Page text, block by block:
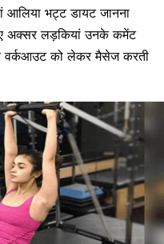
आलिया भट्ट डायट जानना
अक्सर लड़कियां उनके कमेंट
वर्कआउट को लेकर मैसेज करती